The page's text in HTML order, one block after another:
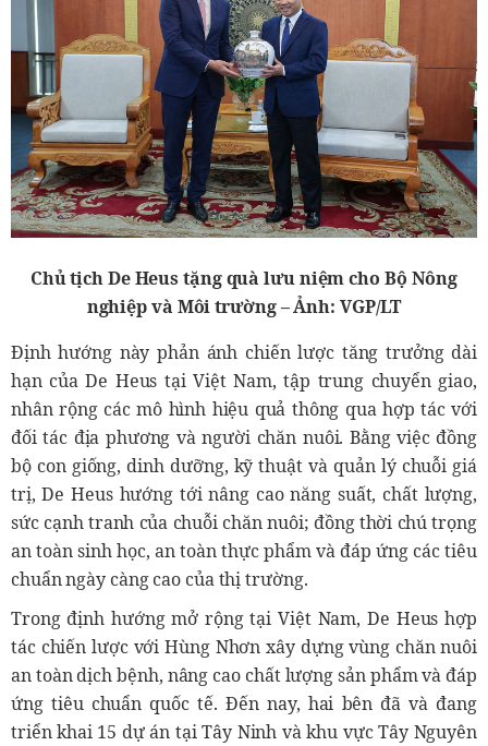
Chủ tịch De Heus tặng quà lưu niệm cho Bộ Nông
nghiệp và Môi trường – Ảnh: VGP/LT
Định hướng này phản ánh chiến lược tăng trưởng dài
hạn của De Heus tại Việt Nam, tập trung chuyển giao,
nhân rộng các mô hình hiệu quả thông qua hợp tác với
đối tác địa phương và người chăn nuôi. Bằng việc đồng
bộ con giống, dinh dưỡng, kỹ thuật và quản lý chuỗi giá
trị, De Heus hướng tới nâng cao năng suất, chất lượng,
sức cạnh tranh của chuỗi chăn nuôi; đồng thời chú trọng
an toàn sinh học, an toàn thực phẩm và đáp ứng các tiêu
chuẩn ngày càng cao của thị trường.
Trong định hướng mở rộng tại Việt Nam, De Heus hợp
tác chiến lược với Hùng Nhơn xây dựng vùng chăn nuôi
an toàn dịch bệnh, nâng cao chất lượng sản phẩm và đáp
ứng tiêu chuẩn quốc tế. Đến nay, hai bên đã và đang
triển khai 15 dự án tại Tây Ninh và khu vực Tây Nguyên